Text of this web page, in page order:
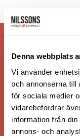
Denna webbplats
Vi använder
och annonserna till
för sociala medier
vidarebefordrar
information från
annons- och